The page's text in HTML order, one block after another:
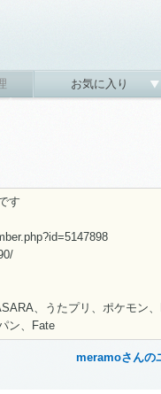
お気に入り
す
、うたプリ、ポケモン
ン、Fate
meramoさんの